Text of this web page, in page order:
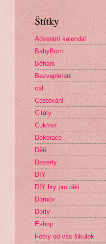
Štítky
Adventní kalendář
BabyBorn
Běhání
Bezvapleteni
cal
Cestování
Citáty
Cukroví
Dekorace
Děti
Dezerty
DIY
DIY hry pro děti
Domov
Dorty
Eshop
Fotky od vás šikulek